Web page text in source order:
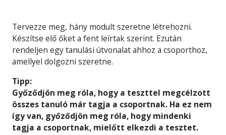
Tervezze meg, hány modult szeretne létrehozni.
Készítse elő őket a fent leírtak szerint. Ezután
rendeljen egy tanulási útvonalat ahhoz a csoporthoz,
amellyel dolgozni szeretne.
Tipp:
Győződjön meg róla, hogy a teszttel megcélzott
összes tanuló már tagja a csoportnak. Ha ez nem
így van, győződjön meg róla, hogy mindenki
tagja a csoportnak, mielőtt elkezdi a tesztet.